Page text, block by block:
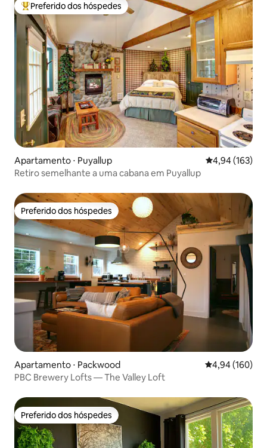
Entre os melhores preferidos dos hóspedes
Preferido dos hóspedes
Apartamento ⋅ Puyallup 4,94 de uma
4,94 (163)
Retiro semelhante a uma cabana em Puyallup
Preferido dos hóspedes
Preferido dos hóspedes
Apartamento ⋅ Packwood 4,94 de uma
4,94 (160)
PBC Brewery Lofts — The Valley Loft
Preferido dos hóspedes
Preferido dos hóspedes